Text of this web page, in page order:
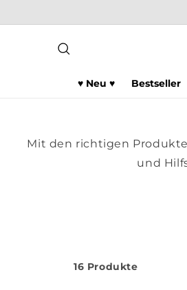
Inhalt
♥ Neu ♥ Bestseller
Mit den richtigen
und
16 Produkte